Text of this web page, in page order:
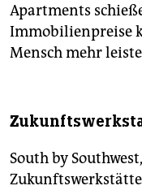
Apartments
Immobilienpreise
Mensch mehr
South by